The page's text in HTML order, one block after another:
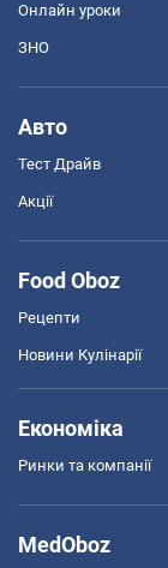
Онлайн уроки
ЗНО
Авто
Тест Драйв
Акції
Food Oboz
Рецепти
Новини Кулінарії
Економіка
Ринки та компанії
MedOboz